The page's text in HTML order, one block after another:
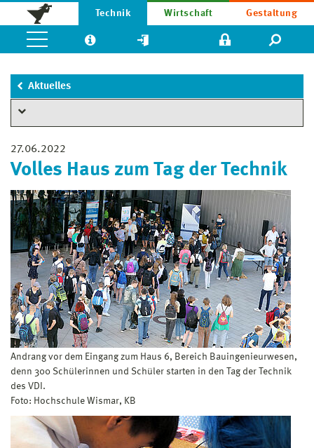
Technik Wirtschaft Gestaltung
Aktuelles
27.06.2022
Volles Haus zum Tag der Technik
Andrang vor dem Eingang zum Haus 6, Bereich Bauingenieurwesen,
denn 300 Schülerinnen und Schüler starten in den Tag der Technik
des VDI.
Foto: Hochschule Wismar, KB